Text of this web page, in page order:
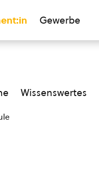
Gewerbe
Wissenswertes